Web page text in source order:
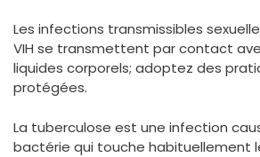
Les infections transmissibles
VIH se transmettent par contact
liquides corporels; adoptez des
protégées.
La tuberculose est une infection
bactérie qui touche habituellement